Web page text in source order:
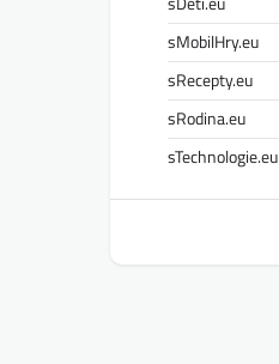
sMobilHry.eu
sRecepty.eu
sRodina.eu
sTechnologie.eu